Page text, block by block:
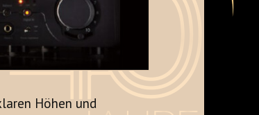
Höhen und